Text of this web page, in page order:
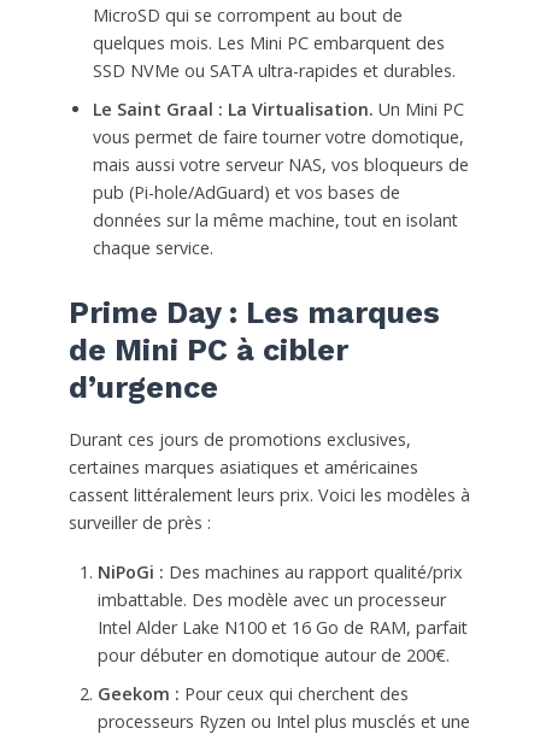
MicroSD qui se corrompent au bout de
quelques mois. Les Mini PC embarquent des
SSD NVMe ou SATA ultra-rapides et durables.
Le Saint Graal : La Virtualisation. Un Mini PC
vous permet de faire tourner votre domotique,
mais aussi votre serveur NAS, vos bloqueurs de
pub (Pi-hole/AdGuard) et vos bases de
données sur la même machine, tout en isolant
chaque service.
Prime Day : Les marques
de Mini PC à cibler
d’urgence
Durant ces jours de promotions exclusives,
certaines marques asiatiques et américaines
cassent littéralement leurs prix. Voici les modèles à
surveiller de près :
NiPoGi : Des machines au rapport qualité/prix
imbattable. Des modèle avec un processeur
Intel Alder Lake N100 et 16 Go de RAM, parfait
pour débuter en domotique autour de 200€.
Geekom : Pour ceux qui cherchent des
processeurs Ryzen ou Intel plus musclés et une